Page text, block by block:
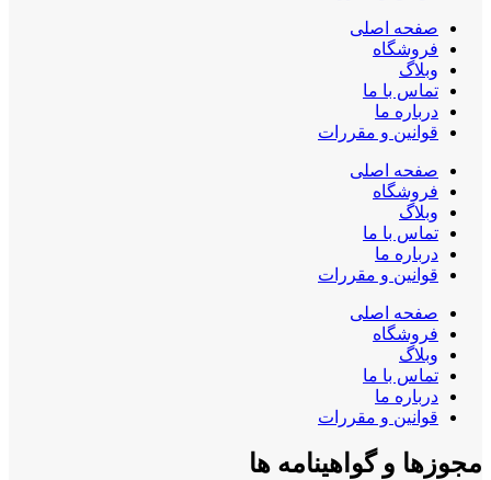
صفحه اصلی
فروشگاه
وبلاگ
تماس با ما
درباره ما
قوانین و مقررات
صفحه اصلی
فروشگاه
وبلاگ
تماس با ما
درباره ما
قوانین و مقررات
صفحه اصلی
فروشگاه
وبلاگ
تماس با ما
درباره ما
قوانین و مقررات
مجوزها و گواهینامه ها